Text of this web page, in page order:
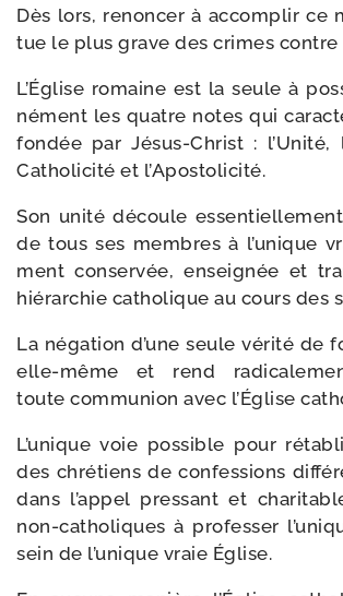
Dès lors, renon­cer à accom­plir ce
tue le plus grave des crimes contre
L’Église romaine est la seule à
né­ment les quatre notes qui
fon­dée par Jésus-​Christ : l’Unité,
Catholicité et l’Apostolicité.
Son uni­té découle essen­tiel­le­ment
de tous ses membres à l’unique
ment conser­vée, ensei­gnée et
hié­rar­chie catho­lique au cours des
La néga­tion d’une seule véri­té de
elle-​même et rend
toute com­mu­nion avec l’Église
L’unique voie pos­sible pour
des chré­tiens de confes­sions
dans l’appel pres­sant et
non-​catholiques à pro­fes­ser
sein de l’unique vraie Église.